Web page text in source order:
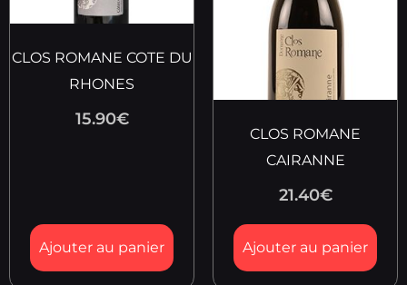
CLOS ROMANE COTE DU
RHONES
15.90€
Ajouter au panier
CLOS ROMANE
CAIRANNE
21.40€
Ajouter au panier